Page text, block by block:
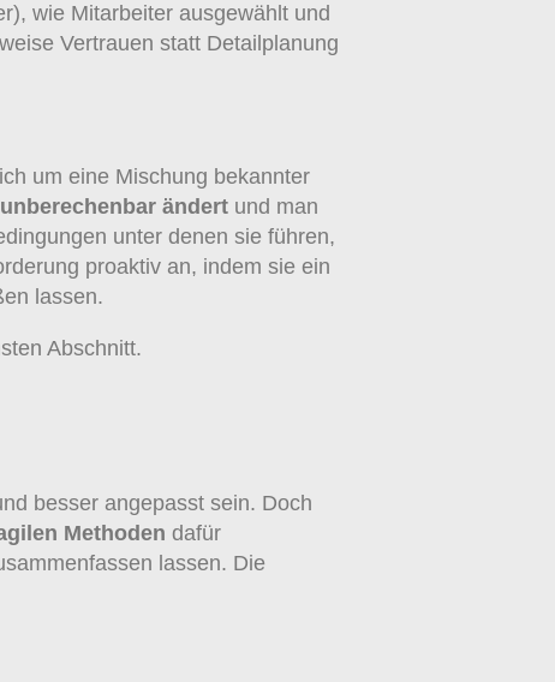
wie Mitarbeiter ausgewählt und
Vertrauen statt Detailplanung
um eine Mischung bekannter
ändert und man
unter denen sie führen,
proaktiv an, indem sie ein
lassen.
Abschnitt.
besser angepasst sein. Doch
Methoden dafür
lassen. Die